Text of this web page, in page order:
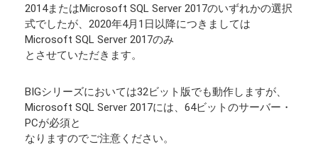
2014またはMicrosoft SQL Server 2017のいずれかの選択
式でしたが、2020年4月1日以降につきましては
Microsoft SQL Server 2017のみ
とさせていただきます。
BIGシリーズにおいては32ビット版でも動作しますが、
Microsoft SQL Server 2017には、64ビットのサーバー・
PCが必須と
なりますのでご注意ください。